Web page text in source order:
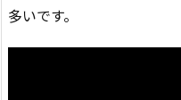
多いです。